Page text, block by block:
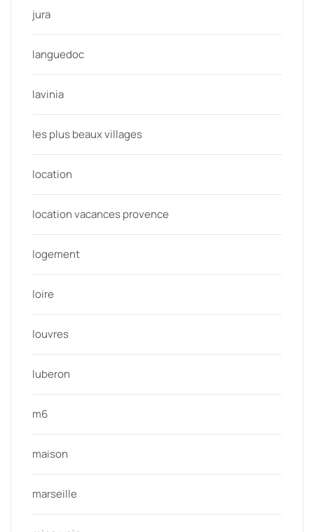
jura
languedoc
lavinia
les plus beaux villages
location
location vacances provence
logement
loire
louvres
luberon
m6
maison
marseille